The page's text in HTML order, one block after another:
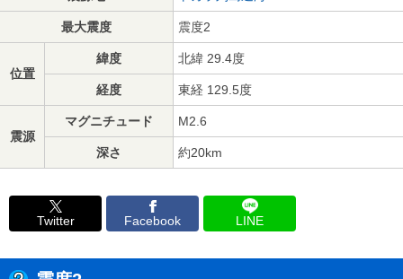
最大震度 震度2
位置
緯度 北緯 29.4度
経度 東経 129.5度
震源
マグニチュード M2.6
深さ 約20km
Twitter Facebook LINE